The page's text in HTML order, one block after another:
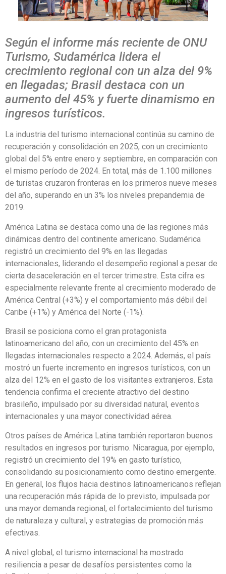
Según el informe más reciente de ONU
Turismo, Sudamérica lidera el
crecimiento regional con un alza del 9%
en llegadas; Brasil destaca con un
aumento del 45% y fuerte dinamismo en
ingresos turísticos.
La industria del turismo internacional continúa su camino de
recuperación y consolidación en 2025, con un crecimiento
global del 5% entre enero y septiembre, en comparación con
el mismo período de 2024. En total, más de 1.100 millones
de turistas cruzaron fronteras en los primeros nueve meses
del año, superando en un 3% los niveles prepandemia de
2019.
América Latina se destaca como una de las regiones más
dinámicas dentro del continente americano. Sudamérica
registró un crecimiento del 9% en las llegadas
internacionales, liderando el desempeño regional a pesar de
cierta desaceleración en el tercer trimestre. Esta cifra es
especialmente relevante frente al crecimiento moderado de
América Central (+3%) y el comportamiento más débil del
Caribe (+1%) y América del Norte (-1%).
Brasil se posiciona como el gran protagonista
latinoamericano del año, con un crecimiento del 45% en
llegadas internacionales respecto a 2024. Además, el país
mostró un fuerte incremento en ingresos turísticos, con un
alza del 12% en el gasto de los visitantes extranjeros. Esta
tendencia confirma el creciente atractivo del destino
brasileño, impulsado por su diversidad natural, eventos
internacionales y una mayor conectividad aérea.
Otros países de América Latina también reportaron buenos
resultados en ingresos por turismo. Nicaragua, por ejemplo,
registró un crecimiento del 19% en gasto turístico,
consolidando su posicionamiento como destino emergente.
En general, los flujos hacia destinos latinoamericanos reflejan
una recuperación más rápida de lo previsto, impulsada por
una mayor demanda regional, el fortalecimiento del turismo
de naturaleza y cultural, y estrategias de promoción más
efectivas.
A nivel global, el turismo internacional ha mostrado
resiliencia a pesar de desafíos persistentes como la